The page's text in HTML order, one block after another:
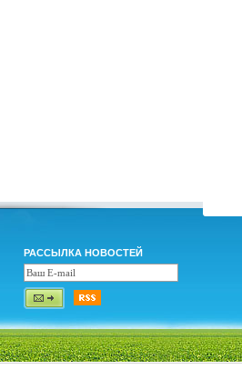
РАССЫЛКА НОВОСТЕЙ